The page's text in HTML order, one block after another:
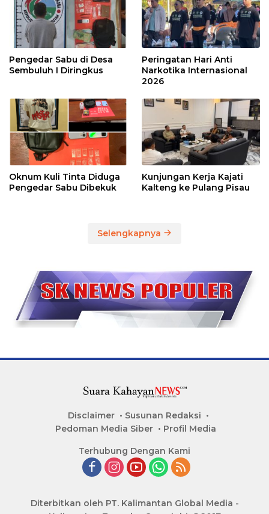
Pengedar Sabu di Desa
Sembuluh I Diringkus
Peringatan Hari Anti
Narkotika Internasional
2026
Oknum Kuli Tinta Diduga
Pengedar Sabu Dibekuk
Kunjungan Kerja Kajati
Kalteng ke Pulang Pisau
Selengkapnya
Disclaimer
Susunan Redaksi
Pedoman Media Siber
Profil Media
Terhubung Dengan Kami
Diterbitkan oleh PT. Kalimantan Global Media -